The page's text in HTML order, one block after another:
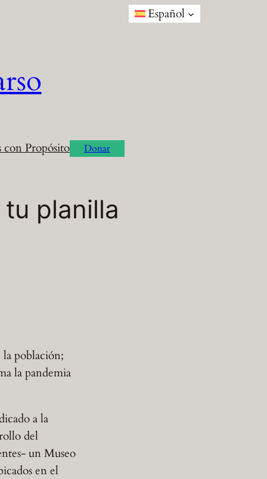
Español
con Propósito Donar
planilla
la población;
la pandemia
a la
del
un Museo
en el